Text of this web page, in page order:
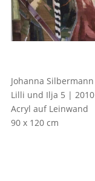
Johanna Silbermann
Lilli und Ilja 5 | 2010
Acryl auf Leinwand
90 x 120 cm